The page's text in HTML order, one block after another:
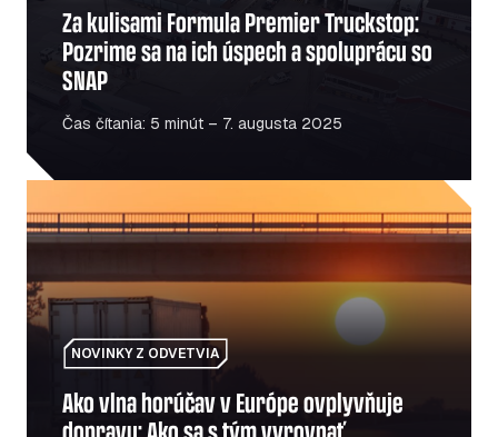
Za kulisami Formula Premier Truckstop:
Pozrime sa na ich úspech a spoluprácu so
SNAP
Čas čítania: 5 minút – 7. augusta 2025
Ako vlna horúčav v Európe ovplyvňuje dopravu: Ako sa
NOVINKY Z ODVETVIA
Ako vlna horúčav v Európe ovplyvňuje